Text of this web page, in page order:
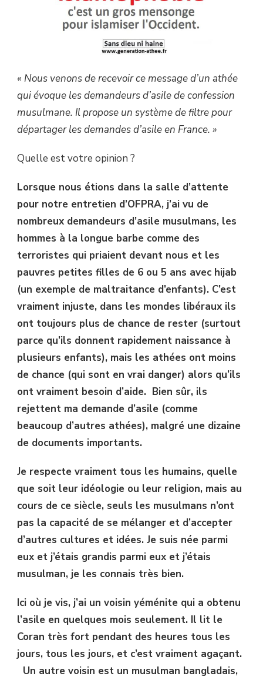
« Nous venons de recevoir ce message d’un athée
qui évoque les demandeurs d’asile de confession
musulmane. Il propose un système de filtre pour
départager les demandes d’asile en France. »
Quelle est votre opinion ?
Lorsque nous étions dans la salle d’attente
pour notre entretien d’OFPRA, j’ai vu de
nombreux demandeurs d’asile musulmans, les
hommes à la longue barbe comme des
terroristes qui priaient devant nous et les
pauvres petites filles de 6 ou 5 ans avec hijab
(un exemple de maltraitance d’enfants). C’est
vraiment injuste, dans les mondes libéraux ils
ont toujours plus de chance de rester (surtout
parce qu’ils donnent rapidement naissance à
plusieurs enfants), mais les athées ont moins
de chance (qui sont en vrai danger) alors qu’ils
ont vraiment besoin d’aide. Bien sûr, ils
rejettent ma demande d’asile (comme
beaucoup d’autres athées), malgré une dizaine
de documents importants.
Je respecte vraiment tous les humains, quelle
que soit leur idéologie ou leur religion, mais au
cours de ce siècle, seuls les musulmans n’ont
pas la capacité de se mélanger et d’accepter
d’autres cultures et idées. Je suis née parmi
eux et j’étais grandis parmi eux et j’étais
musulman, je les connais très bien.
Ici où je vis, j’ai un voisin yéménite qui a obtenu
l’asile en quelques mois seulement. Il lit le
Coran très fort pendant des heures tous les
jours, tous les jours, et c’est vraiment agaçant.
Un autre voisin est un musulman bangladais,